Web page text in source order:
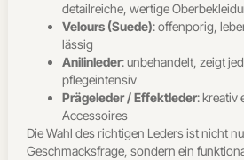
detailreiche, wertige
Velours (Suede): offenporig,
lässig
Anilinleder: unbehandelt, zeigt
pflegeintensiv
Prägeleder / Effektleder: kreativ
Accessoires
Die Wahl des richtigen Leders ist nicht
Geschmacksfrage, sondern ein